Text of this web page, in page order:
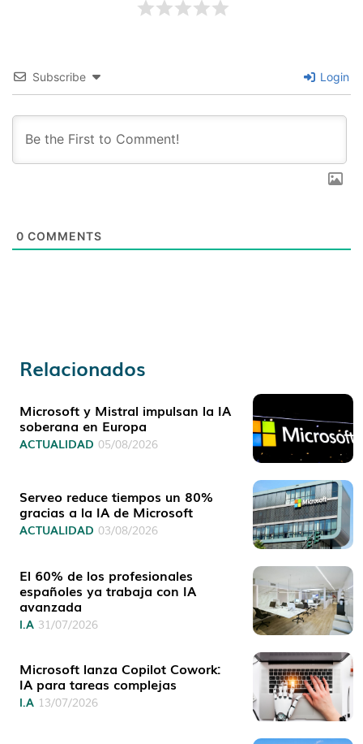
Subscribe Login
0 COMMENTS
Relacionados
Microsoft y Mistral impulsan la IA
soberana en Europa
ACTUALIDAD 05/08/2026
Serveo reduce tiempos un 80%
gracias a la IA de Microsoft
ACTUALIDAD 03/08/2026
El 60% de los profesionales
españoles ya trabaja con IA
avanzada
I.A 31/07/2026
Microsoft lanza Copilot Cowork:
IA para tareas complejas
I.A 13/07/2026